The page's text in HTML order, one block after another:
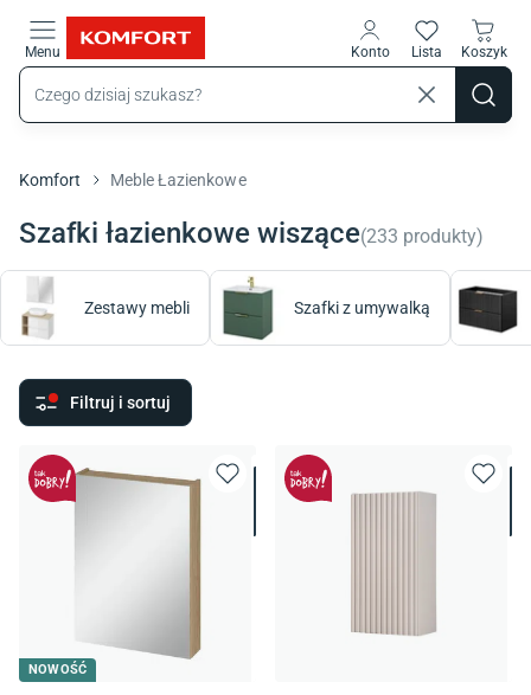
Menu Konto Lista Koszyk
Komfort Meble Łazienkowe
Szafki łazienkowe wiszące(233 produkty)
Zestawy mebli Szafki z umywalką
Filtruj i sortuj
NOWOŚĆ